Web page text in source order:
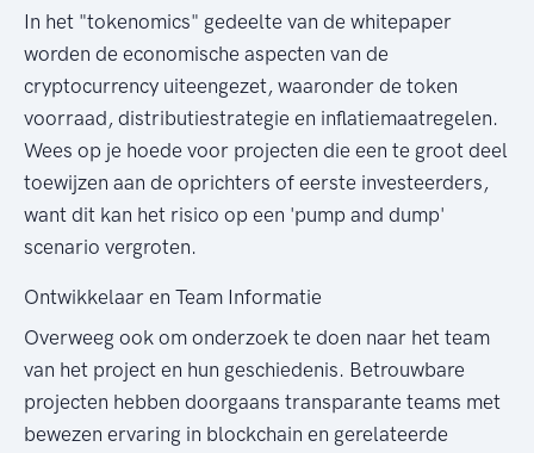
In het "tokenomics" gedeelte van de whitepaper
worden de economische aspecten van de
cryptocurrency uiteengezet, waaronder de token
voorraad, distributiestrategie en inflatiemaatregelen.
Wees op je hoede voor projecten die een te groot deel
toewijzen aan de oprichters of eerste investeerders,
want dit kan het risico op een 'pump and dump'
scenario vergroten.
Ontwikkelaar en Team Informatie
Overweeg ook om onderzoek te doen naar het team
van het project en hun geschiedenis. Betrouwbare
projecten hebben doorgaans transparante teams met
bewezen ervaring in blockchain en gerelateerde